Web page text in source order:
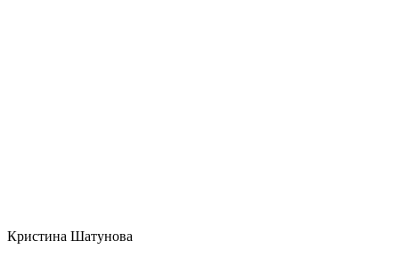
Кристина Шатунова